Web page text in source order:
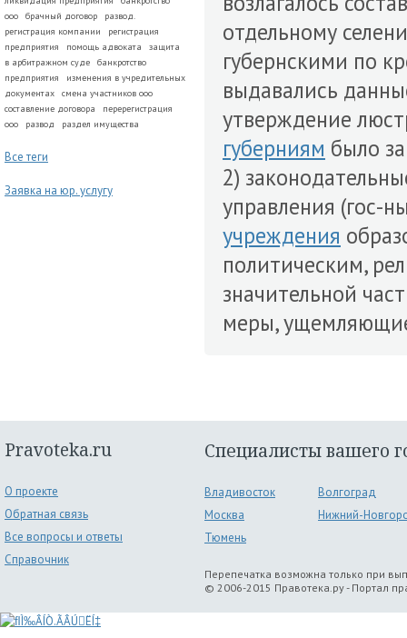
ооо
брачный договор
развод.
регистрация компании
регистрация
предприятия
помощь адвоката
защита
в арбитражном суде
банкротство
предприятия
изменения в учредительных
документах
смена участников ооо
составление договора
перерегистрация
ооо
развод раздел имущества
Все теги
Заявка на юр. услугу
отдельному
губернскими по
выдавались
утверждение
губерниям было
2)
управления (гос-
учреждения
политическим,
значительной
меры,
Pravoteka.ru
О проекте
Обратная связь
Все вопросы и ответы
Справочник
Специалисты вашего
Владивосток
Волгоград
Москва
Нижний-
Тюмень
Перепечатка возможна только при
© 2006-2015 Правотека.ру - Портал